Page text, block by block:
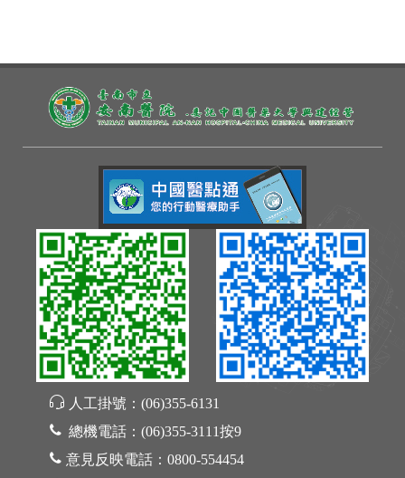
人工掛號： (06)355-6131
總機電話： (06)355-3111按9
意見反映電話： 0800-554454